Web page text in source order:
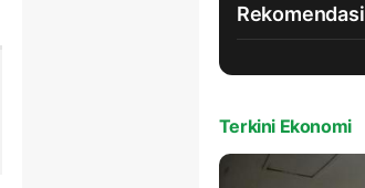
Rekomendasi
Terkini Ekonomi